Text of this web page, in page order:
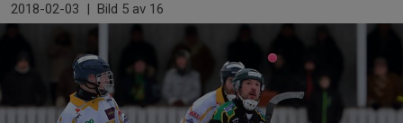
2018-02-03 | Bild 5 av 16